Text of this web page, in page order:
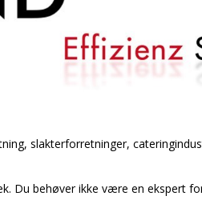
slakterforretninger,
Du behøver ikke være en ekspert